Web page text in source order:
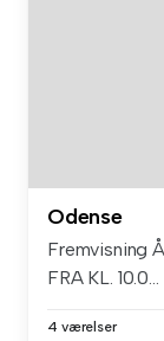
Odense
Fremvisning
FRA KL. 10.0...
4 værelser